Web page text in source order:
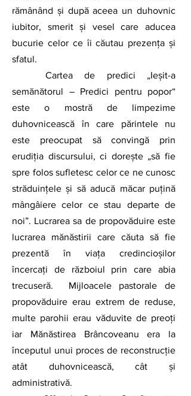
rămânând și după aceea un duhovnic
iubitor, smerit și vesel care aducea
bucurie celor ce îi căutau prezența și
sfatul.
semănătorul – Predici pentru popor“
este o mostră de limpezime
duhovnicească în care părintele nu
este preocupat să convingă prin
erudiția discursului, ci dorește „să fie
spre folos sufletesc celor ce ne cunosc
străduințele și să aducă măcar puțină
mângâiere celor ce stau departe de
noi”. Lucrarea sa de propovăduire este
lucrarea mănăstirii care căuta să fie
prezentă în viața credincioșilor
încercați de războiul prin care abia
trecuseră.  Mijloacele pastorale de
propovăduire erau extrem de reduse,
multe parohii erau văduvite de preoți
iar Mănăstirea Brâncoveanu era la
începutul unui proces de reconstrucție
atât duhovnicească, cât și
administrativă.